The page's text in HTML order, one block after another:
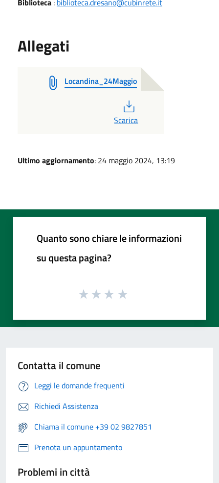
Allegati
Locandina_24Maggio
Scarica
Ultimo aggiornamento: 24 maggio 2024, 13:19
Quanto sono chiare le informazioni
su questa pagina?
Contatta il comune
Leggi le domande frequenti
Richiedi Assistenza
Chiama il comune +39 02 9827851
Prenota un appuntamento
Problemi in città